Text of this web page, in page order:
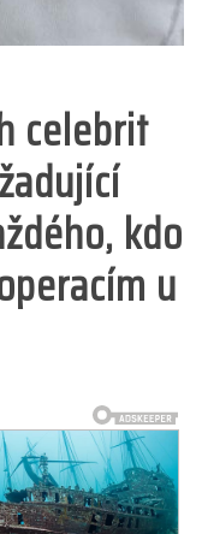
celebrit
kdo
u